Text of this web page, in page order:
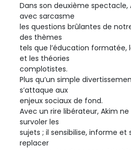
Dans son deuxième spectacle,
avec sarcasme
les questions brûlantes de
des thèmes
tels que l’éducation formatée,
et les théories
complotistes.
Plus qu’un simple
s’attaque aux
enjeux sociaux de fond.
Avec un rire libérateur, Akim
survoler les
sujets ; il sensibilise, informe
replacer